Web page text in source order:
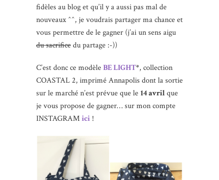
fidèles au blog et qu’il y a aussi pas mal de
nouveaux ^^, je voudrais partager ma chance et
vous permettre de le gagner (j’ai un sens aigu
du sacrificedu partage :-))
C’est donc ce modèleBE LIGHT*, collection
COASTAL 2, imprimé Annapolis dont la sortie
sur le marché n’est prévue que le14 avrilque
je vous propose de gagner… sur mon compte
INSTAGRAMici !